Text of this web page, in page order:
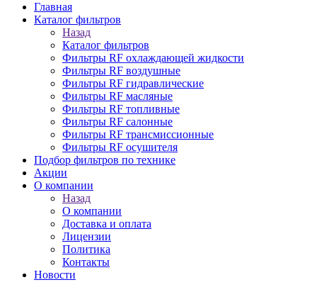
Главная
Каталог фильтров
Назад
Каталог фильтров
Фильтры RF охлаждающей жидкости
Фильтры RF воздушные
Фильтры RF гидравлические
Фильтры RF масляные
Фильтры RF топливные
Фильтры RF салонные
Фильтры RF трансмиссионные
Фильтры RF осушителя
Подбор фильтров по технике
Акции
О компании
Назад
О компании
Доставка и оплата
Лицензии
Политика
Контакты
Новости